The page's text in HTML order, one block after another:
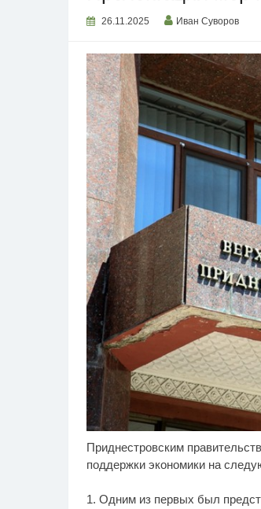
26.11.2025 Иван Суворов
Приднестровским
поддержки экономики на
1. Одним из первых был
Королева вагона
оставит равнодушным